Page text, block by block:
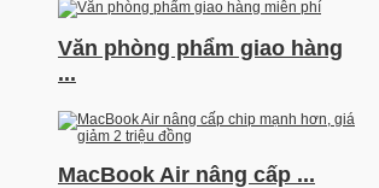
Văn phòng phẩm giao hàng
...
MacBook Air nâng cấp ...